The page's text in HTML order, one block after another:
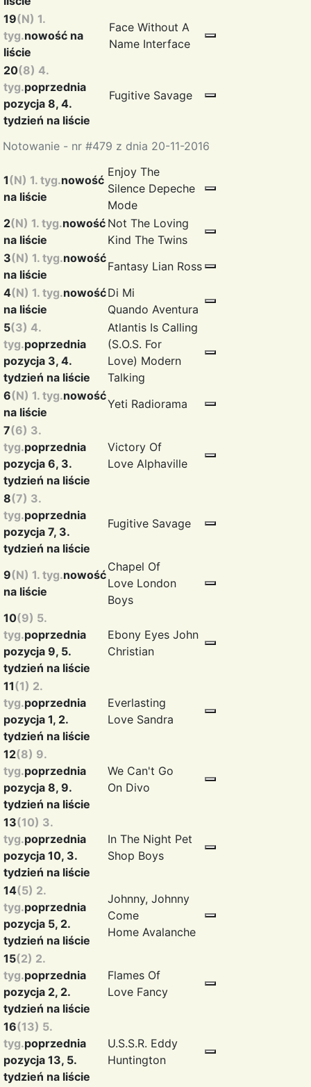
Notowanie - nr #479 z dnia 20-11-2016
19(N) 1.
tyg.nowość na
liście
Face Without A
Name Interface
20(8) 4.
tyg.poprzednia
pozycja 8, 4.
tydzień na liście
Fugitive Savage
1(N) 1. tyg.nowość
na liście
Enjoy The
Silence Depeche
Mode
2(N) 1. tyg.nowość
na liście
Not The Loving
Kind The Twins
3(N) 1. tyg.nowość
na liście
Fantasy Lian Ross
4(N) 1. tyg.nowość
na liście
Di Mi
Quando Aventura
5(3) 4.
tyg.poprzednia
pozycja 3, 4.
tydzień na liście
Atlantis Is Calling
(S.O.S. For
Love) Modern
Talking
6(N) 1. tyg.nowość
na liście
Yeti Radiorama
7(6) 3.
tyg.poprzednia
pozycja 6, 3.
tydzień na liście
Victory Of
Love Alphaville
8(7) 3.
tyg.poprzednia
pozycja 7, 3.
tydzień na liście
Fugitive Savage
9(N) 1. tyg.nowość
na liście
Chapel Of
Love London
Boys
10(9) 5.
tyg.poprzednia
pozycja 9, 5.
tydzień na liście
Ebony Eyes John
Christian
11(1) 2.
tyg.poprzednia
pozycja 1, 2.
tydzień na liście
Everlasting
Love Sandra
12(8) 9.
tyg.poprzednia
pozycja 8, 9.
tydzień na liście
We Can't Go
On Divo
13(10) 3.
tyg.poprzednia
pozycja 10, 3.
tydzień na liście
In The Night Pet
Shop Boys
14(5) 2.
tyg.poprzednia
pozycja 5, 2.
tydzień na liście
Johnny, Johnny
Come
Home Avalanche
15(2) 2.
tyg.poprzednia
pozycja 2, 2.
tydzień na liście
Flames Of
Love Fancy
16(13) 5.
tyg.poprzednia
pozycja 13, 5.
tydzień na liście
U.S.S.R. Eddy
Huntington